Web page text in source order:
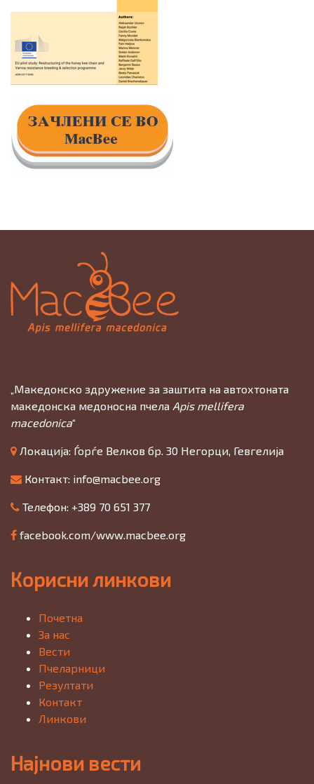
„Македонско здружение за заштита на автохтоната
македонска медоносна пчела Apis mellifera
macedonica“
Локација: Ѓорѓе Велков бр. 30 Негорци, Гевгелија
Контакт: info@macbee.org
Телефон: +389 70 651 377
facebook.com/www.macbee.org
Корисни линкови
Почетна
За нас
Вести
Пчеларници
Резултати
Контакт
Линкови
Најнови вести